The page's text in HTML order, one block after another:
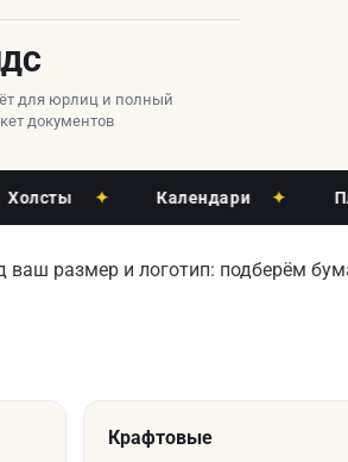
для юрлиц и полный
документов
✦ Календари ✦
размер и логотип: подберём
Крафтовые